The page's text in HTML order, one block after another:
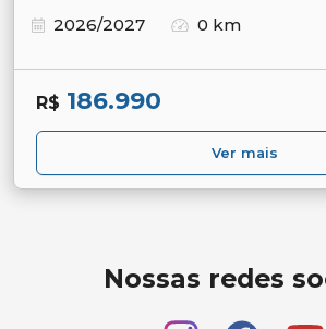
2026/2027
0 km
R$ 186.990
Ver mais
Nossas redes